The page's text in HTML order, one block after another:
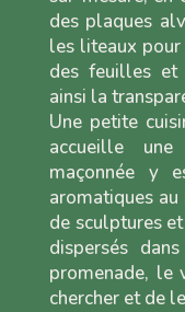
des plaques
les liteaux
des feuilles et
ainsi la
Une petite
accueille
maçonnée y
aromatiques
de sculptures
dispersés
promenade, le
chercher et de